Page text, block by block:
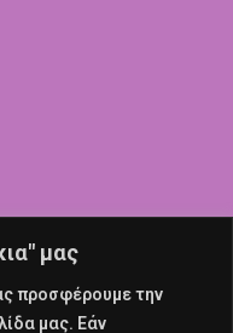
μας
προσφέρουμε την
μας. Εάν